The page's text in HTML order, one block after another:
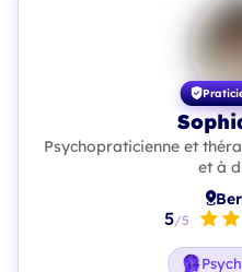
Psychopraticienne et
et à
5/5